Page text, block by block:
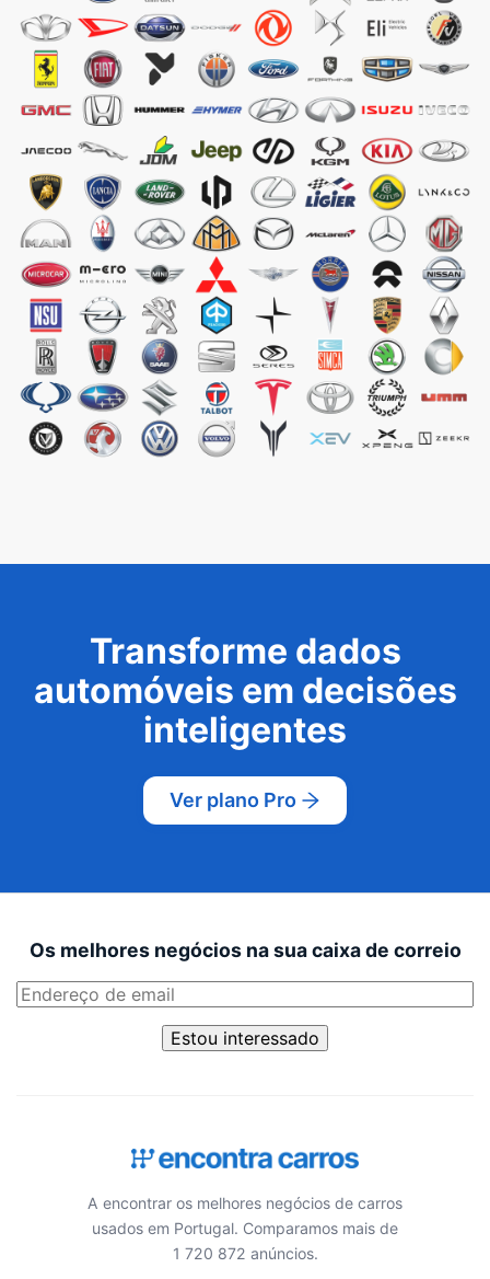
Transforme dados
automóveis em decisões
inteligentes
Ver plano Pro
Os melhores negócios na sua caixa de correio
Estou interessado
A encontrar os melhores negócios de carros
usados em Portugal. Comparamos mais de
1 720 872 anúncios.